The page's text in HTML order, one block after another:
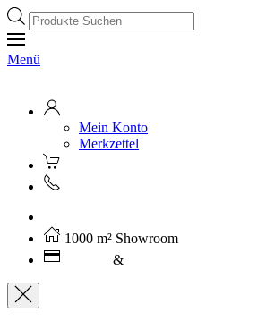
Products
search
Menü
Mein Konto
Merkzettel
1000 m² Showroom
&